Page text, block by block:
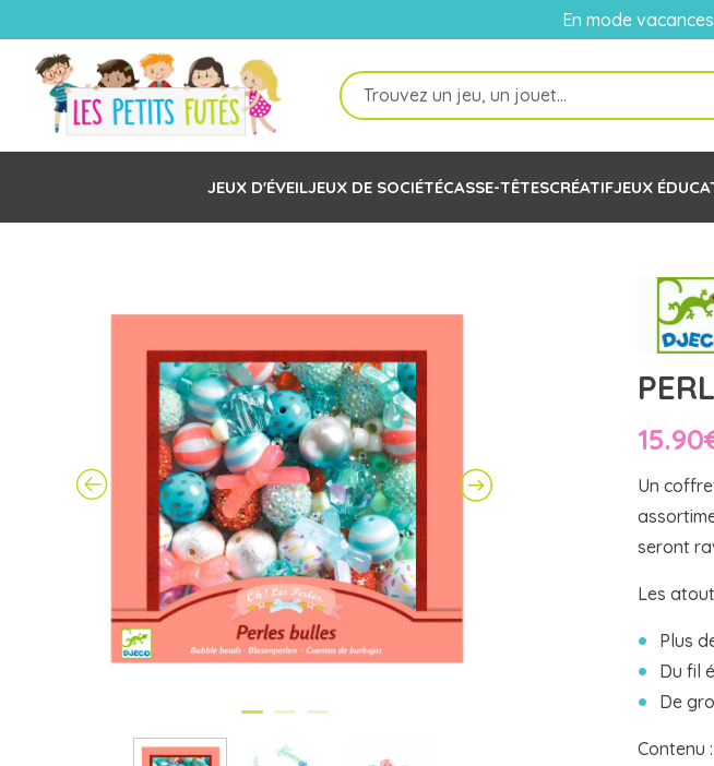
En mode
Recherche
de
produits
JEUX D'ÉVEILJEUX DE SOCIÉTÉCASSE-TÊTESCRÉATIFJEUX
15.90
Un
seront
Les
Plus
Du fil
De
Contenu